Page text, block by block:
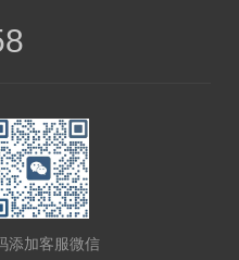
添加客服微信